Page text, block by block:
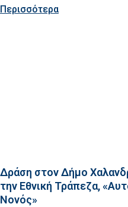
Περισσότερα
Δράση στον Δήμο
την Εθνική Τράπεζα,
Νονός»